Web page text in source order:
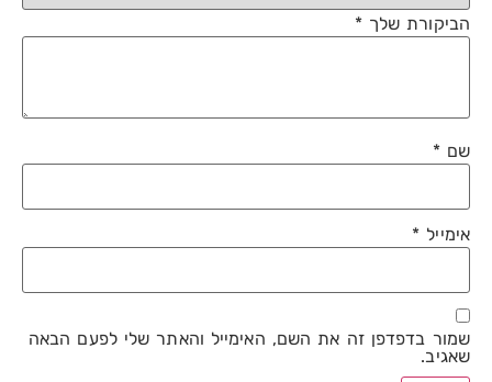
הביקורת שלך*
שם*
אימייל *
שמור בדפדפן זה את השם, האימייל והאתר שלי לפעם הבאה
שאגיב.